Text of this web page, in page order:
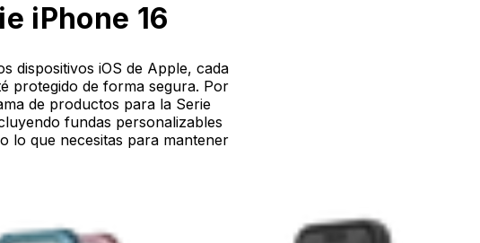
iPhone 16
dispositivos iOS de Apple, cada
protegido de forma segura. Por
de productos para la Serie
fundas personalizables
lo que necesitas para mantener